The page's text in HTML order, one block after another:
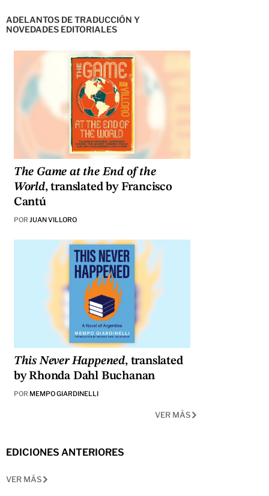
ADELANTOS DE TRADUCCIÓN Y
NOVEDADES EDITORIALES
The Game at the End of the
World, translated by Francisco
Cantú
POR JUAN VILLORO
This Never Happened, translated
by Rhonda Dahl Buchanan
POR MEMPO GIARDINELLI
VER MÁS
EDICIONES ANTERIORES
VER MÁS